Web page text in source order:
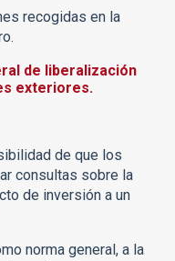
recogidas en la
de liberalización
exteriores.
de que los
consultas sobre la
de inversión a un
norma general, a la